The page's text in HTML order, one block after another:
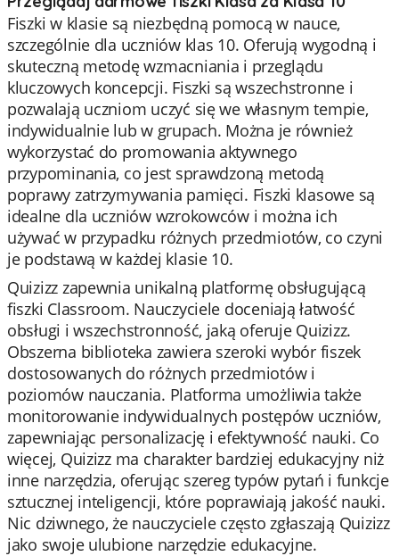
Fiszki w klasie są niezbędną pomocą w nauce,
szczególnie dla uczniów klas 10. Oferują wygodną i
skuteczną metodę wzmacniania i przeglądu
kluczowych koncepcji. Fiszki są wszechstronne i
pozwalają uczniom uczyć się we własnym tempie,
indywidualnie lub w grupach. Można je również
wykorzystać do promowania aktywnego
przypominania, co jest sprawdzoną metodą
poprawy zatrzymywania pamięci. Fiszki klasowe są
idealne dla uczniów wzrokowców i można ich
używać w przypadku różnych przedmiotów, co czyni
je podstawą w każdej klasie 10.
Quizizz zapewnia unikalną platformę obsługującą
fiszki Classroom. Nauczyciele doceniają łatwość
obsługi i wszechstronność, jaką oferuje Quizizz.
Obszerna biblioteka zawiera szeroki wybór fiszek
dostosowanych do różnych przedmiotów i
poziomów nauczania. Platforma umożliwia także
monitorowanie indywidualnych postępów uczniów,
zapewniając personalizację i efektywność nauki. Co
więcej, Quizizz ma charakter bardziej edukacyjny niż
inne narzędzia, oferując szereg typów pytań i funkcje
sztucznej inteligencji, które poprawiają jakość nauki.
Nic dziwnego, że nauczyciele często zgłaszają Quizizz
jako swoje ulubione narzędzie edukacyjne.